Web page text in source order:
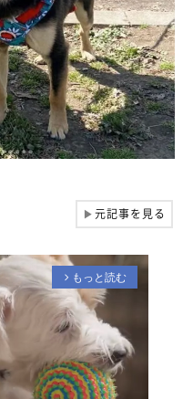
▶元記事を見る
arrow_forward_ios もっと読む